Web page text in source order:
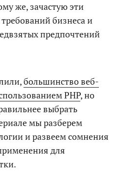
же, зачастую эти
бизнеса и
предпочтений
большинство веб-
PHP, но
выбрать
мы разберем
и развеем сомнения
для